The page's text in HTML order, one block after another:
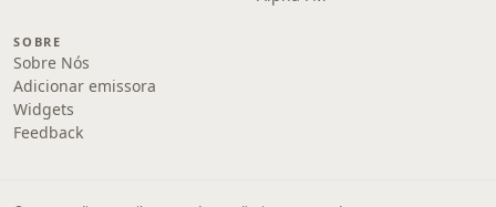
SOBRE
Sobre Nós
Adicionar emissora
Widgets
Feedback